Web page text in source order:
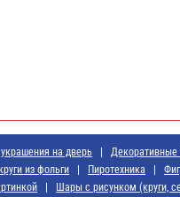
на дверь Декоративные
из фольги Пиротехника
Шары с рисунком (круги,